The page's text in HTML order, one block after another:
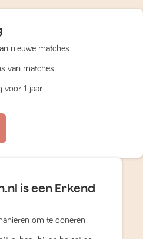
nieuwe matches
van matches
voor 1 jaar
is een Erkend
om te doneren